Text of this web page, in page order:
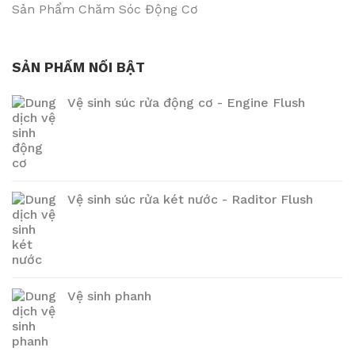
Sản Phẩm Chăm Sóc Động Cơ
SẢN PHẨM NỔI BẬT
Vệ sinh súc rửa động cơ - Engine Flush
Vệ sinh súc rửa két nước - Raditor Flush
Vệ sinh phanh